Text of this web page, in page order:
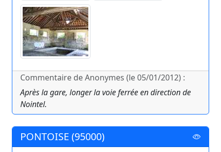
Commentaire de Anonymes (le 05/01/2012) :
Après la gare, longer la voie ferrée en direction de
Nointel.
PONTOISE (95000)